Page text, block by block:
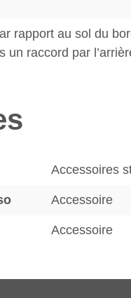
rapport au sol du
un raccord par
Accessoires
Accessoire
Accessoire